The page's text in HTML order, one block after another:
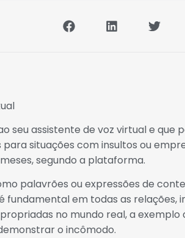
seu assistente de voz virtual e que
situações com insultos ou
segundo a plataforma.
palavrões ou expressões de
fundamental em todas as relações,
no mundo real, a
o incômodo.